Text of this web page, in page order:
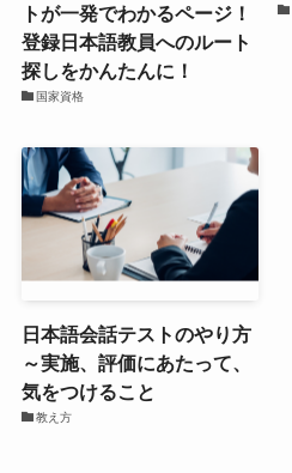
トが一発でわかるページ！
登録日本語教員へのルート
探しをかんたんに！
国家資格
日本語会話テストのやり方
～実施、評価にあたって、
気をつけること
教え方